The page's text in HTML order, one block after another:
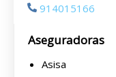
914015166
Aseguradoras
Asisa